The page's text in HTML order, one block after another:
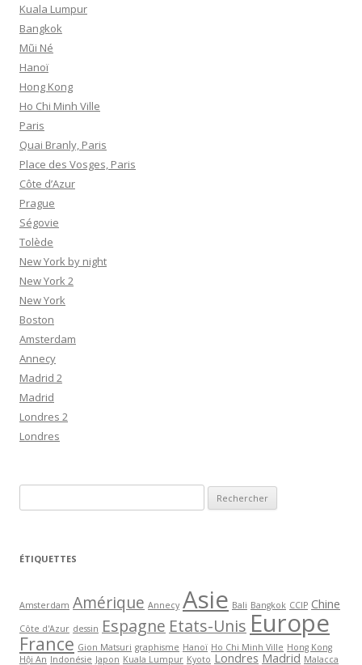
Kuala Lumpur
Bangkok
Mũi Né
Hanoï
Hong Kong
Ho Chi Minh Ville
Paris
Quai Branly, Paris
Place des Vosges, Paris
Côte d’Azur
Prague
Ségovie
Tolède
New York by night
New York 2
New York
Boston
Amsterdam
Annecy
Madrid 2
Madrid
Londres 2
Londres
e
h
c
h
e
ÉTIQUETTES
Amsterdam Amérique Annecy Asie Bali Bangkok CCIP Chine
Côte d'Azur dessin Espagne Etats-Unis Europe
France Gion Matsuri graphisme Hanoï Ho Chi Minh Ville Hong Kong
Hội An Indonésie Japon Kuala Lumpur Kyoto Londres Madrid Malacca